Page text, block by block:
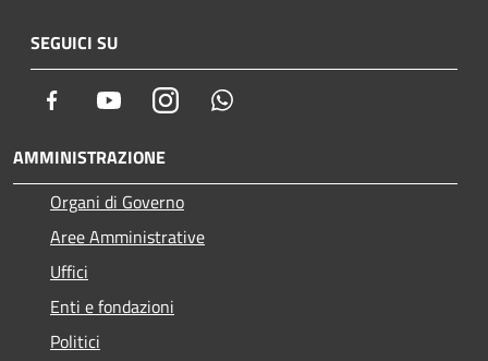
SEGUICI SU
Facebook YoutubeInstagram
AMMINISTRAZIONE
Organi di Governo
Aree Amministrative
Uffici
Enti e fondazioni
Politici